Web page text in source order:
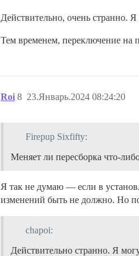
Действительно, очень странно.
Тем временем, переключение на
Roi 23.Январь.2024 08:24:20
8
Firepup Sixfifty:
Меняет ли пересборка что-
Я так не думаю — если в
изменений быть не должно. Но
chapoi:
Действительно странно. Я